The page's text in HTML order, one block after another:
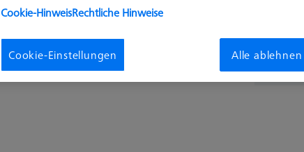
Cookie-HinweisRechtliche Hinweise
Cookie-Einstellungen Alle ablehnen